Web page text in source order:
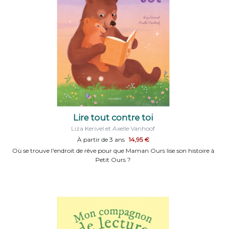
Lire tout contre toi
Liza Kerivel et Axelle Vanhoof
À partir de 3 ans 14,95 €
Où se trouve l'endroit de rêve pour que Maman Ours lise son histoire à
Petit Ours ?